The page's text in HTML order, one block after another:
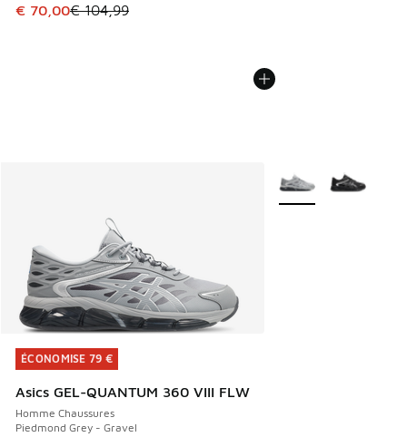
Cet article est en promotion. Prix en baisse de € 104,99 à
€ 70,00€ 104,99
ÉCONOMISE 79 €
Asics GEL-QUANTUM 360 VIII FLW
Homme Chaussures
Piedmond Grey - Gravel
ÉCONOMISE 79 €
Plus de couleurs